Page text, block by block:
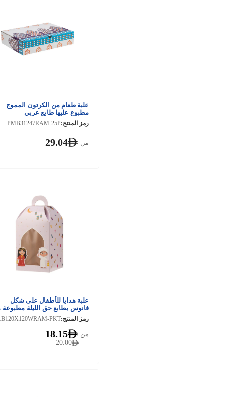
علبة طعام من الكرتون المموج
مطبوع عليها طابع عربي
رمز المنتج:PMB31247RAM-25P
من 29.04
علبة هدايا للأطفال على شكل
فانوس بطابع حق الليلة مطبوعة
نافذة
رمز المنتج:
20.00
من 18.15